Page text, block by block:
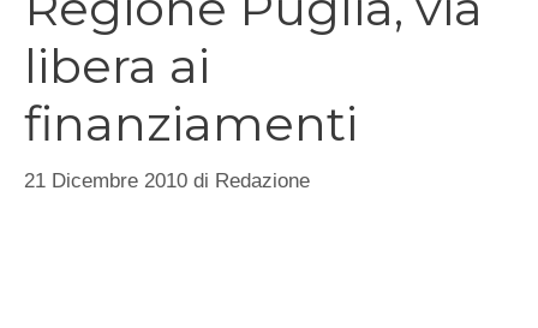
libera ai
finanziamenti
21 Dicembre 2010 di Redazione